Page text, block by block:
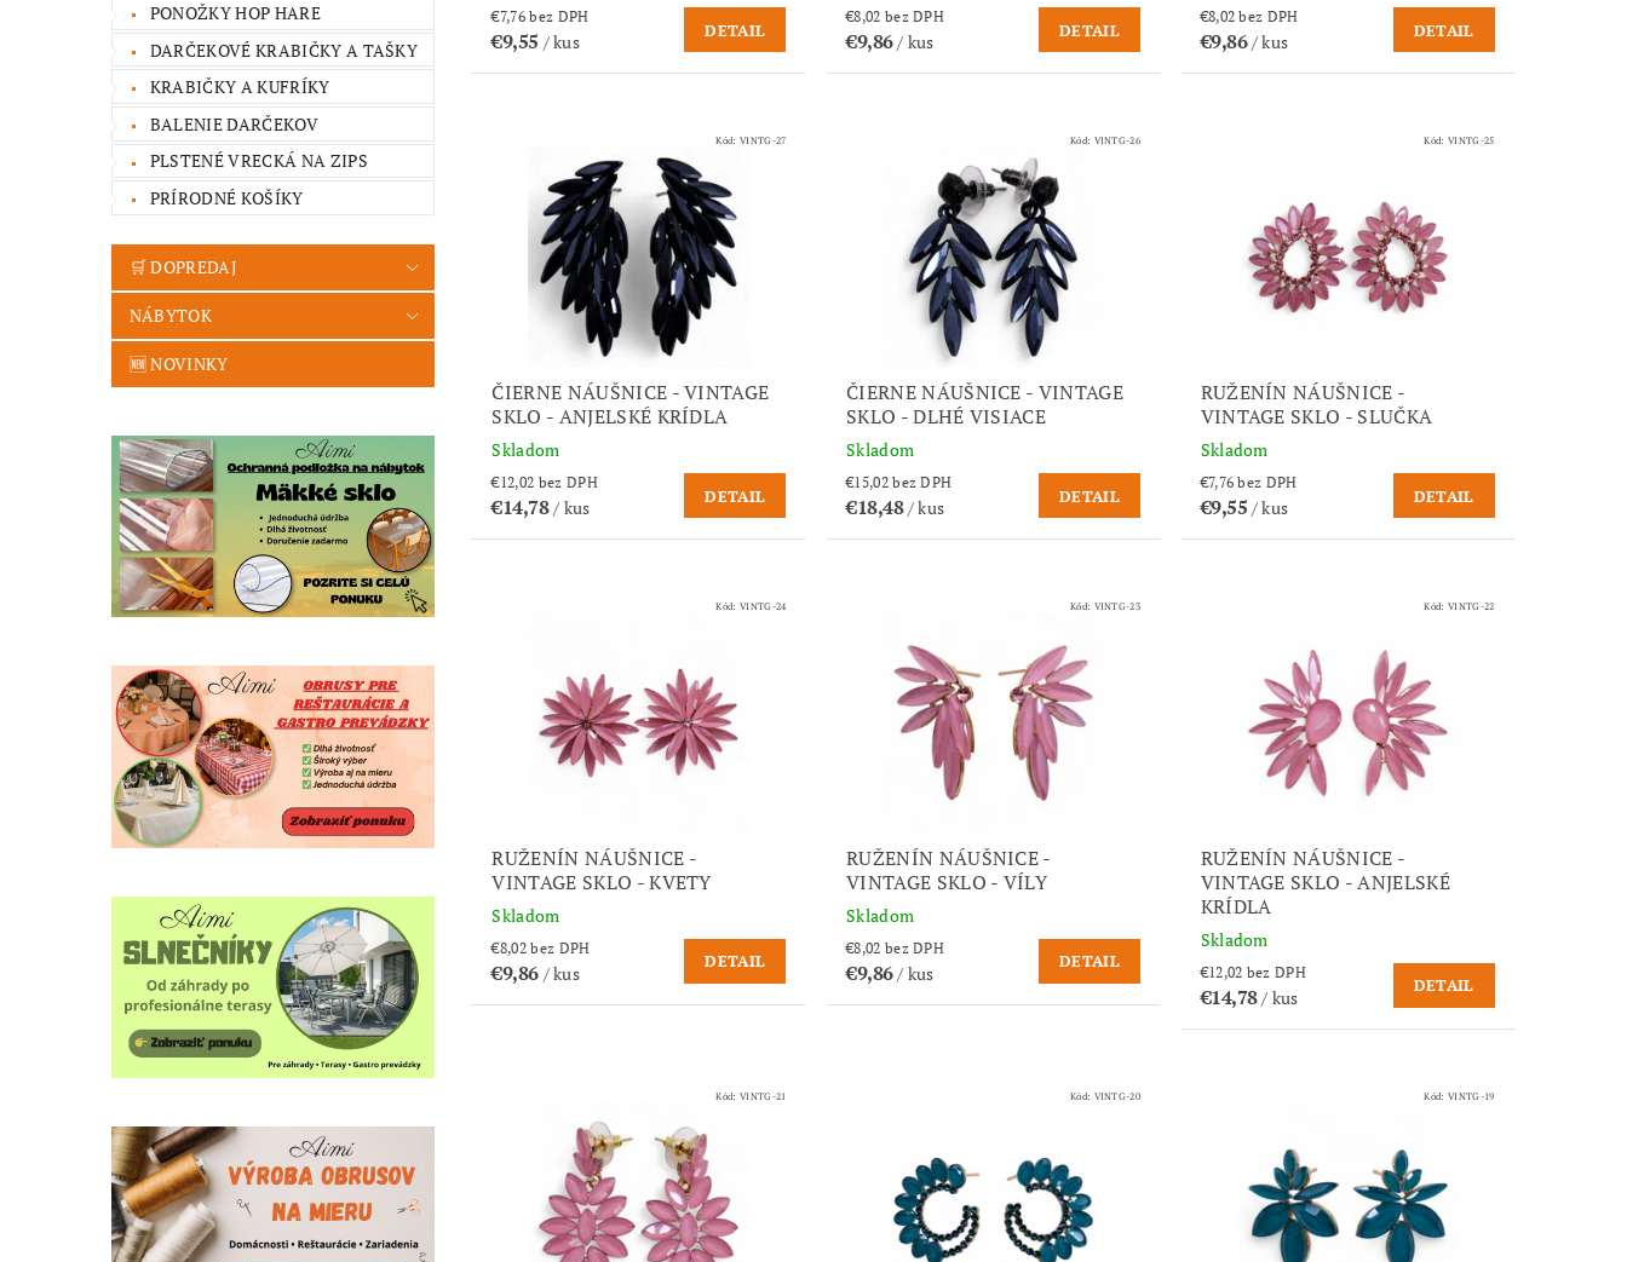
PONOŽKY HOP HARE
DARČEKOVÉ KRABIČKY A TAŠKY
KRABIČKY A KUFRÍKY
BALENIE DARČEKOV
PLSTENÉ VRECKÁ NA ZIPS
PRÍRODNÉ KOŠÍKY
🛒 DOPREDAJ
NÁBYTOK
🆕 NOVINKY
€7,76 bez DPH
€9,55 / kus
DETAIL
€8,02 bez DPH
€9,86/ kus
DETAIL
€8,02 bez DPH
€9,86/ kus
DETAIL
Kód: VINTG-27
ČIERNE NÁUŠNICE - VINTAGE
SKLO - ANJELSKÉ KRÍDLA
Skladom
€12,02 bez DPH
€14,78/ kus
DETAIL
Kód: VINTG-26
ČIERNE NÁUŠNICE - VINTAGE
SKLO - DLHÉ VISIACE
Skladom
€15,02 bez DPH
€18,48/ kus
DETAIL
Kód:VINTG-25
RUŽENÍN NÁUŠNICE -
VINTAGE SKLO - SLUČKA
Skladom
€7,76 bez DPH
€9,55 / kus
DETAIL
Kód: VINTG-24
RUŽENÍN NÁUŠNICE -
VINTAGE SKLO - KVETY
Skladom
€8,02 bez DPH
€9,86 / kus
DETAIL
Kód: VINTG-23
RUŽENÍN NÁUŠNICE -
VINTAGE SKLO - VÍLY
Skladom
€8,02 bez DPH
€9,86/ kus
DETAIL
Kód:VINTG-22
RUŽENÍN NÁUŠNICE -
VINTAGE SKLO - ANJELSKÉ
KRÍDLA
Skladom
€12,02 bez DPH
€14,78/ kus
DETAIL
Kód: VINTG-21 Kód: VINTG-20 Kód:VINTG-19